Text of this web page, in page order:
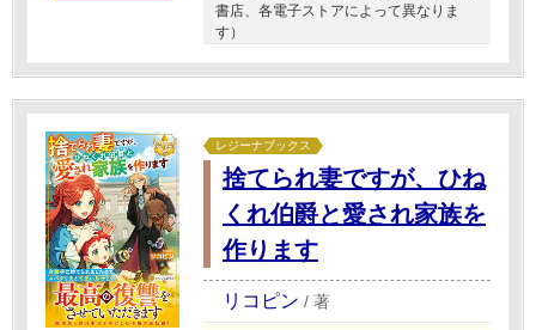
書店、各電子ストアによって異なりま
す）
レジーナブックス
捨てられ妻ですが、ひね
くれ伯爵と愛され家族を
作ります
リコピン / 著